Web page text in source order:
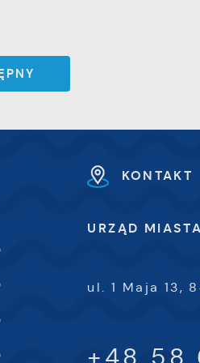
KONTAKT
URZĄD
ul. 1 Maja 13,